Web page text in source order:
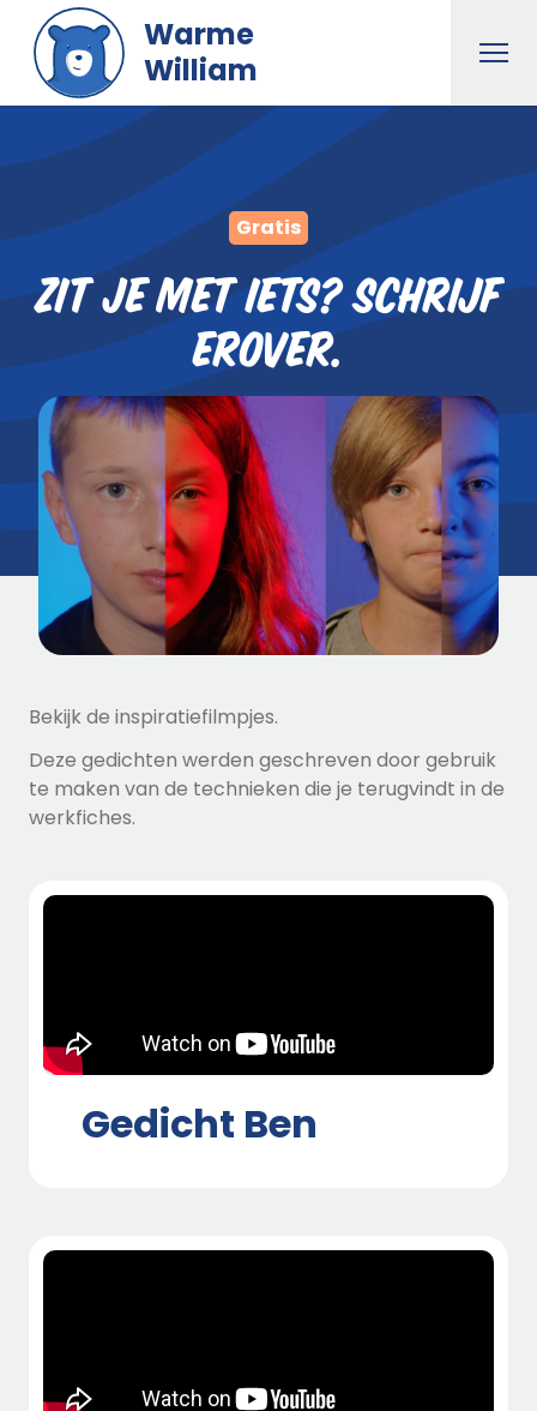
Naar hoofdinhoud gaan
Warme
William
Gratis
Zit je met iets? SCHRIJF
erover.
Bekijk de inspiratiefilmpjes.
Deze gedichten werden geschreven door gebruik
te maken van de technieken die je terugvindt in de
werkfiches.
Gedicht Ben